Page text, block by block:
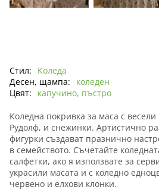
Стил:
Коледа
Десен, щампа:
коледен
Цвят:
капучино, пъстро
Коледна покривка за маса с
Рудолф, и снежинки. Артистично
фигурки създават празнично
в семейството. Съчетайте
салфетки, ако я използвате за
украсили масата и с коледно
червено и елхови клонки.